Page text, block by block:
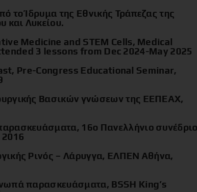
το Ίδρυμα της Εθνικής Τράπεζας της
και Λυκείου.
Medicine and STEM Cells, Medical
3 lessons from Dec 2024-May 2025
Pre-Congress Educational Seminar,
Βασικών γνώσεων της ΕΕΠΕΑΧ,
16o Πανελλήνιο
2016
Ρινός – Λάρυγγα, ΕΛΠΕΝ Αθήνα,
παρασκευάσματα, BSSH King’s